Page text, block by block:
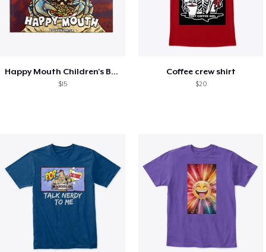
Happy Mouth Children's Book
$15
Coffee crew shirt
$20